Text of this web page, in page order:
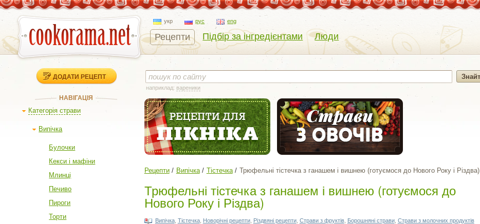
укр рус eng
Рецепти Підбір за інгредієнтами Люди
ДОДАТИ РЕЦЕПТ
НАВІГАЦІЯ
Категорія страви
Випічка
Булочки
Кекси і мафіни
Млинці
Печиво
Пироги
Торти
наприклад: вареники
Рецепти Випічка Тістечка Трюфельні тістечка з ганашем і вишнею (готуємося до Нового Року і Різдва)
Трюфельні тістечка з ганашем і вишнею (готуємося до
Нового Року і Різдва)
Випічка, Тістечка, Новорічні рецепти, Різдвяні рецепти, Страви з фруктів, Борошняні страви, Страви з молочних продуктів